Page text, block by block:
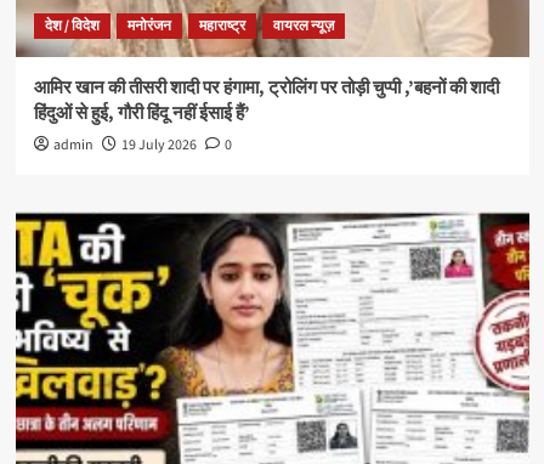
देश / विदेश मनोरंजन महाराष्ट्र वायरल न्यूज़
आमिर खान की तीसरी शादी पर हंगामा, ट्रोलिंग पर तोड़ी चुप्पी ,’बहनों की शादी
हिंदुओं से हुई, गौरी हिंदू नहीं ईसाई हैं’
admin 19 July 2026 0